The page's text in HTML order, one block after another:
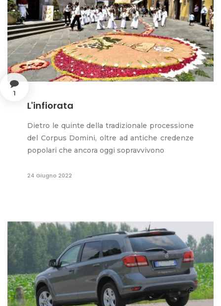
1
L'infiorata
Dietro le quinte della tradizionale processione
del Corpus Domini, oltre ad antiche credenze
popolari che ancora oggi sopravvivono
24 Giugno 2022